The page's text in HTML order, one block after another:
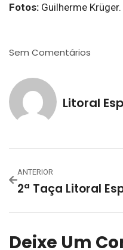
Fotos: Guilherme Krüger.
Sem Comentários
Litoral
ANTERIOR
Deixe Um